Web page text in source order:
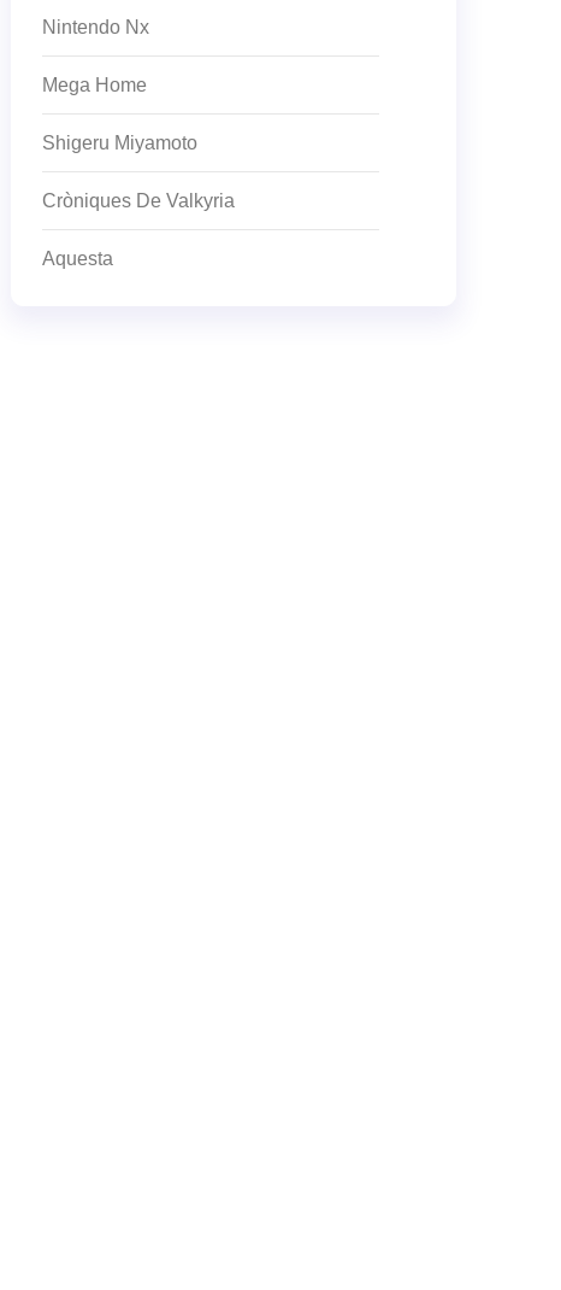
Nintendo Nx
Mega Home
Shigeru Miyamoto
Cròniques De Valkyria
Aquesta